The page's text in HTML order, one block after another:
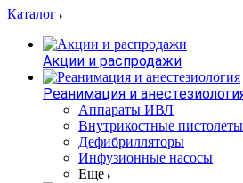
Каталог
Акции и распродажи
Реанимация и
Аппараты ИВЛ
Внутрикостные
Дефибрилляторы
Инфузионные насосы
Еще